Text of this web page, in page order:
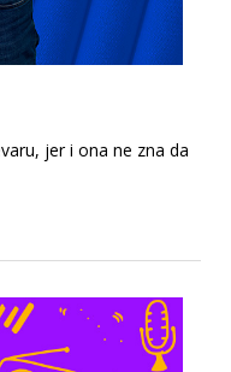
jer i ona ne zna da